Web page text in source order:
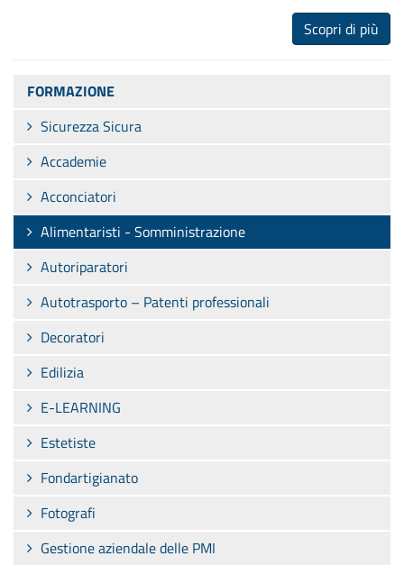
Scopri di più
FORMAZIONE
Sicurezza Sicura
Accademie
Acconciatori
Alimentaristi - Somministrazione
Autoriparatori
Autotrasporto – Patenti professionali
Decoratori
Edilizia
E-LEARNING
Estetiste
Fondartigianato
Fotografi
Gestione aziendale delle PMI